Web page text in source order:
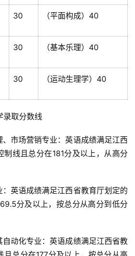
30 （平面构成）40
30 （基本乐理）40
30 （运动生理学）40
录取分数线
市场营销专业：英语成绩满足江西
制线且总分在181分及以上，从高分
英语成绩满足江西省教育厅划定的
分及以上，按总分从高分到低分
动化专业：英语成绩满足江西省教